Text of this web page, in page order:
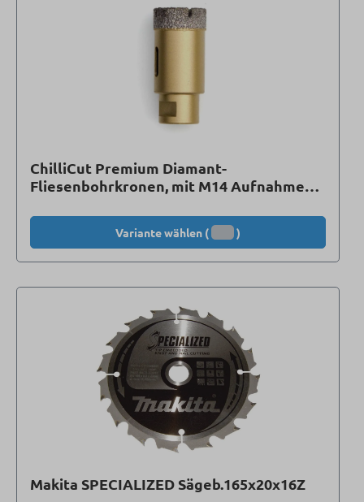
ChilliCut Premium Diamant-
Fliesenbohrkronen, mit M14 Aufnahme
Variante wählen ( )
Makita SPECIALIZED Sägeb.165x20x16Z